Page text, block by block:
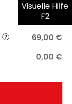
Visuelle Hilfe
F2
0,00 €
69,00 €
0,00 €